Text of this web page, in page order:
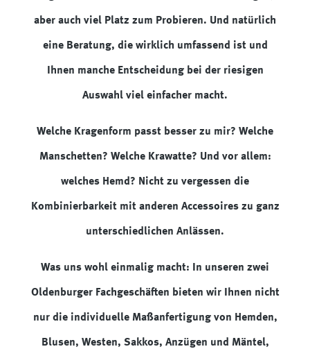
aber auch viel Platz zum Probieren. Und natürlich
eine Beratung, die wirklich umfassend ist und
Ihnen manche Entscheidung bei der riesigen
Auswahl viel einfacher macht.
Welche Kragenform passt besser zu mir? Welche
Manschetten? Welche Krawatte? Und vor allem:
welches Hemd? Nicht zu vergessen die
Kombinierbarkeit mit anderen Accessoires zu ganz
unterschiedlichen Anlässen.
Was uns wohl einmalig macht: In unseren zwei
Oldenburger Fachgeschäften bieten wir Ihnen nicht
nur die individuelle Maßanfertigung von Hemden,
Blusen, Westen, Sakkos, Anzügen und Mäntel,